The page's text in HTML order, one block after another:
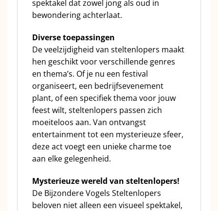
spektakel dat zowel jong als oud in
bewondering achterlaat.
Diverse toepassingen
De veelzijdigheid van steltenlopers maakt
hen geschikt voor verschillende genres
en thema’s. Of je nu een festival
organiseert, een bedrijfsevenement
plant, of een specifiek thema voor jouw
feest wilt, steltenlopers passen zich
moeiteloos aan. Van ontvangst
entertainment tot een mysterieuze sfeer,
deze act voegt een unieke charme toe
aan elke gelegenheid.
Mysterieuze wereld van steltenlopers!
De Bijzondere Vogels Steltenlopers
beloven niet alleen een visueel spektakel,